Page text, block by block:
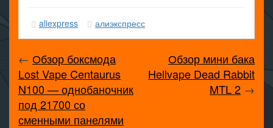
aliexpress алиэкспресс
← Обзор боксмода
Lost Vape Centaurus
N100 — однобаночник
под 21700 со
сменными панелями
Обзор мини бака
Hellvape Dead Rabbit
MTL 2 →